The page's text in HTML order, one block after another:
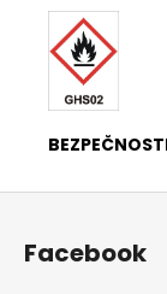
Z
Facebook